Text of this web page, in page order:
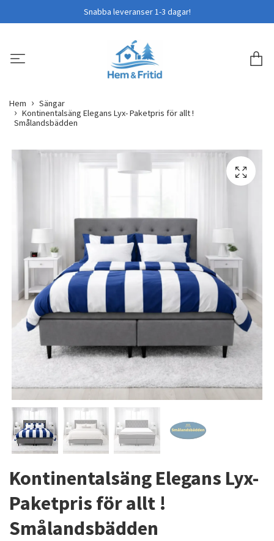
Snabba leveranser 1-3 dagar!
Hem
Sängar
Kontinentalsäng Elegans Lyx- Paketpris för allt !
Smålandsbädden
Kontinentalsäng Elegans Lyx-
Paketpris för allt !
Smålandsbädden